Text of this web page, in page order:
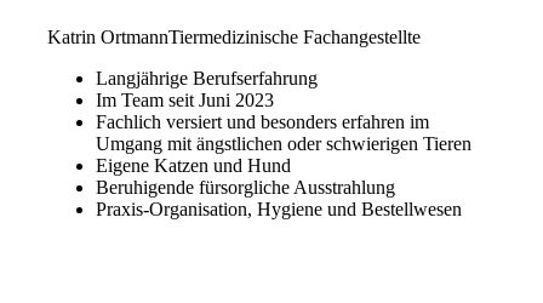
Katrin OrtmannTiermedizinische Fachangestellte
Langjährige Berufserfahrung
Im Team seit Juni 2023
Fachlich versiert und besonders erfahren im
Umgang mit ängstlichen oder schwierigen Tieren
Eigene Katzen und Hund
Beruhigende fürsorgliche Ausstrahlung
Praxis-Organisation, Hygiene und Bestellwesen